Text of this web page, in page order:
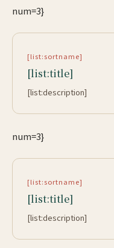
num=3}
[list:sortname]
[list:title]
[list:description]
num=3}
[list:sortname]
[list:title]
[list:description]